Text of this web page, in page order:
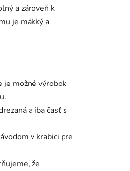
a zároveň k
je mäkký a
je možné výrobok
a iba časť s
v krabici pre
že